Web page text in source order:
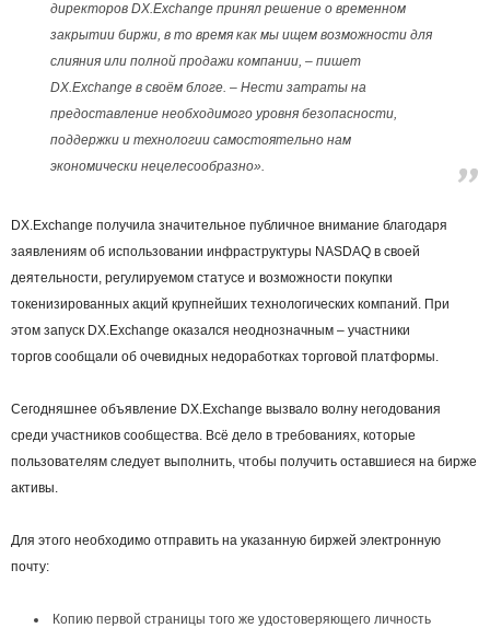
директоров DX.Exchange принял решение о временном
закрытии биржи, в то время как мы ищем возможности для
слияния или полной продажи компании, – пишет
DX.Exchange в своём блоге. – Нести затраты на
предоставление необходимого уровня безопасности,
поддержки и технологии самостоятельно нам
экономически нецелесообразно».
DX.Exchange получила значительное публичное внимание благодаря
заявлениям об использовании инфраструктуры NASDAQ в своей
деятельности, регулируемом статусе и возможности покупки
токенизированных акций крупнейших технологических компаний. При
этом запуск DX.Exchange оказался неоднозначным – участники
торгов сообщали об очевидных недоработках торговой платформы.
Сегодняшнее объявление DX.Exchange вызвало волну негодования
среди участников сообщества. Всё дело в требованиях, которые
пользователям следует выполнить, чтобы получить оставшиеся на бирже
активы.
Для этого необходимо отправить на указанную биржей электронную
почту:
Копию первой страницы того же удостоверяющего личность